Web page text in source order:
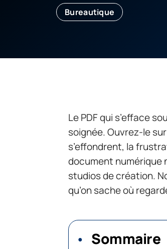
Bureautique
Le PDF qui s’efface
soignée. Ouvrez-le
s’effondrent, la
document numérique
studios de création.
qu’on sache où
Sommaire